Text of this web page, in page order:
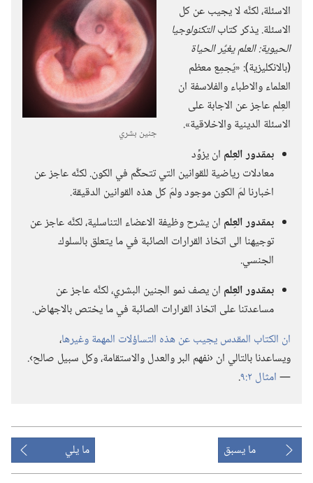
جنين بشري
الاسئلة،‏ لكنَّه لا يجيب عن كل
الاسئلة.‏ يذكر كتابالتكنولوجيا
الحيوية:‏ العلم يغيِّر الحياة
(‏بالانكليزية)‏:‏ «يُجمِع معظم
العلماء والاطباء والفلاسفة ان
العِلم عاجز عن الاجابة على
الاسئلة الدينية والاخلاقية».‏
بمقدور العِلم ان يزوِّد
معادلات رياضية للقوانين التي تتحكَّم في الكون.‏ لكنَّه عاجز عن
اخبارنا لمَ الكون موجود ولمَ كل هذه القوانين الدقيقة.‏
بمقدور العِلم ان يشرح وظيفة الاعضاء التناسلية،‏ لكنَّه عاجز عن
توجيهنا الى اتخاذ القرارات الصائبة في ما يتعلق بالسلوك
الجنسي.‏
بمقدور العِلم ان يصف نمو الجنين البشري،‏ لكنَّه عاجز عن
مساعدتنا على اتخاذ القرارات الصائبة في ما يختص بالاجهاض.‏
ان الكتاب المقدس يجيب عن هذه التساؤلات المهمة وغيرها‏،‏
ويساعدنا بالتالي ان ‹نفهم البر والعدل والاستقامة،‏ وكل سبيل صالح›.‏
—‏امثال ٢:‏٩ ‏.‏
ما يسبق ما يلي